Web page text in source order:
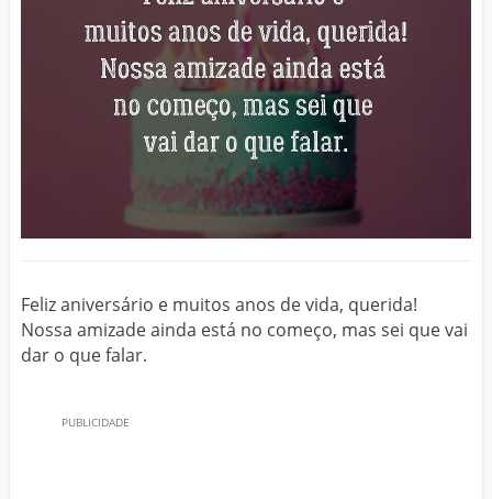
Feliz aniversário e muitos anos de vida, querida!
Nossa amizade ainda está no começo, mas sei que vai
dar o que falar.